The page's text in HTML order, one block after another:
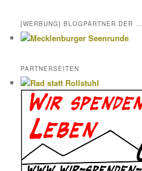
[WERBUNG] BLOGPARTNER DER ...
PARTNERSEITEN